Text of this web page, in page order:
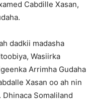
Cabdille Xasan,
dadkii madasha
Wasiirka
Arrimha Gudaha
Xasan oo ah nin
Dhinaca Somaliland